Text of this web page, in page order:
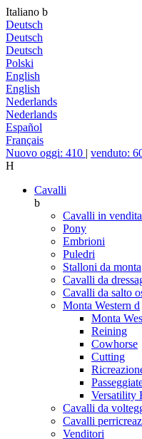
Italiano b
Deutsch
Deutsch
Deutsch
Polski
English
English
Nederlands
Nederlands
Español
Français
Nuovo oggi: 410 | venduto:
H
Cavalli
b
Cavalli in vendita
Pony
Embrioni
Puledri
Stalloni da monta
Cavalli da
Cavalli da salto
Monta Western d
Monta
Reining
Cowhorse
Cutting
Versatility
Cavalli da
Cavalli
Venditori